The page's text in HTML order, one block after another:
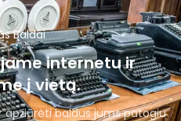
Baldai
internetu ir
į vietą.
baldus jums patogiu